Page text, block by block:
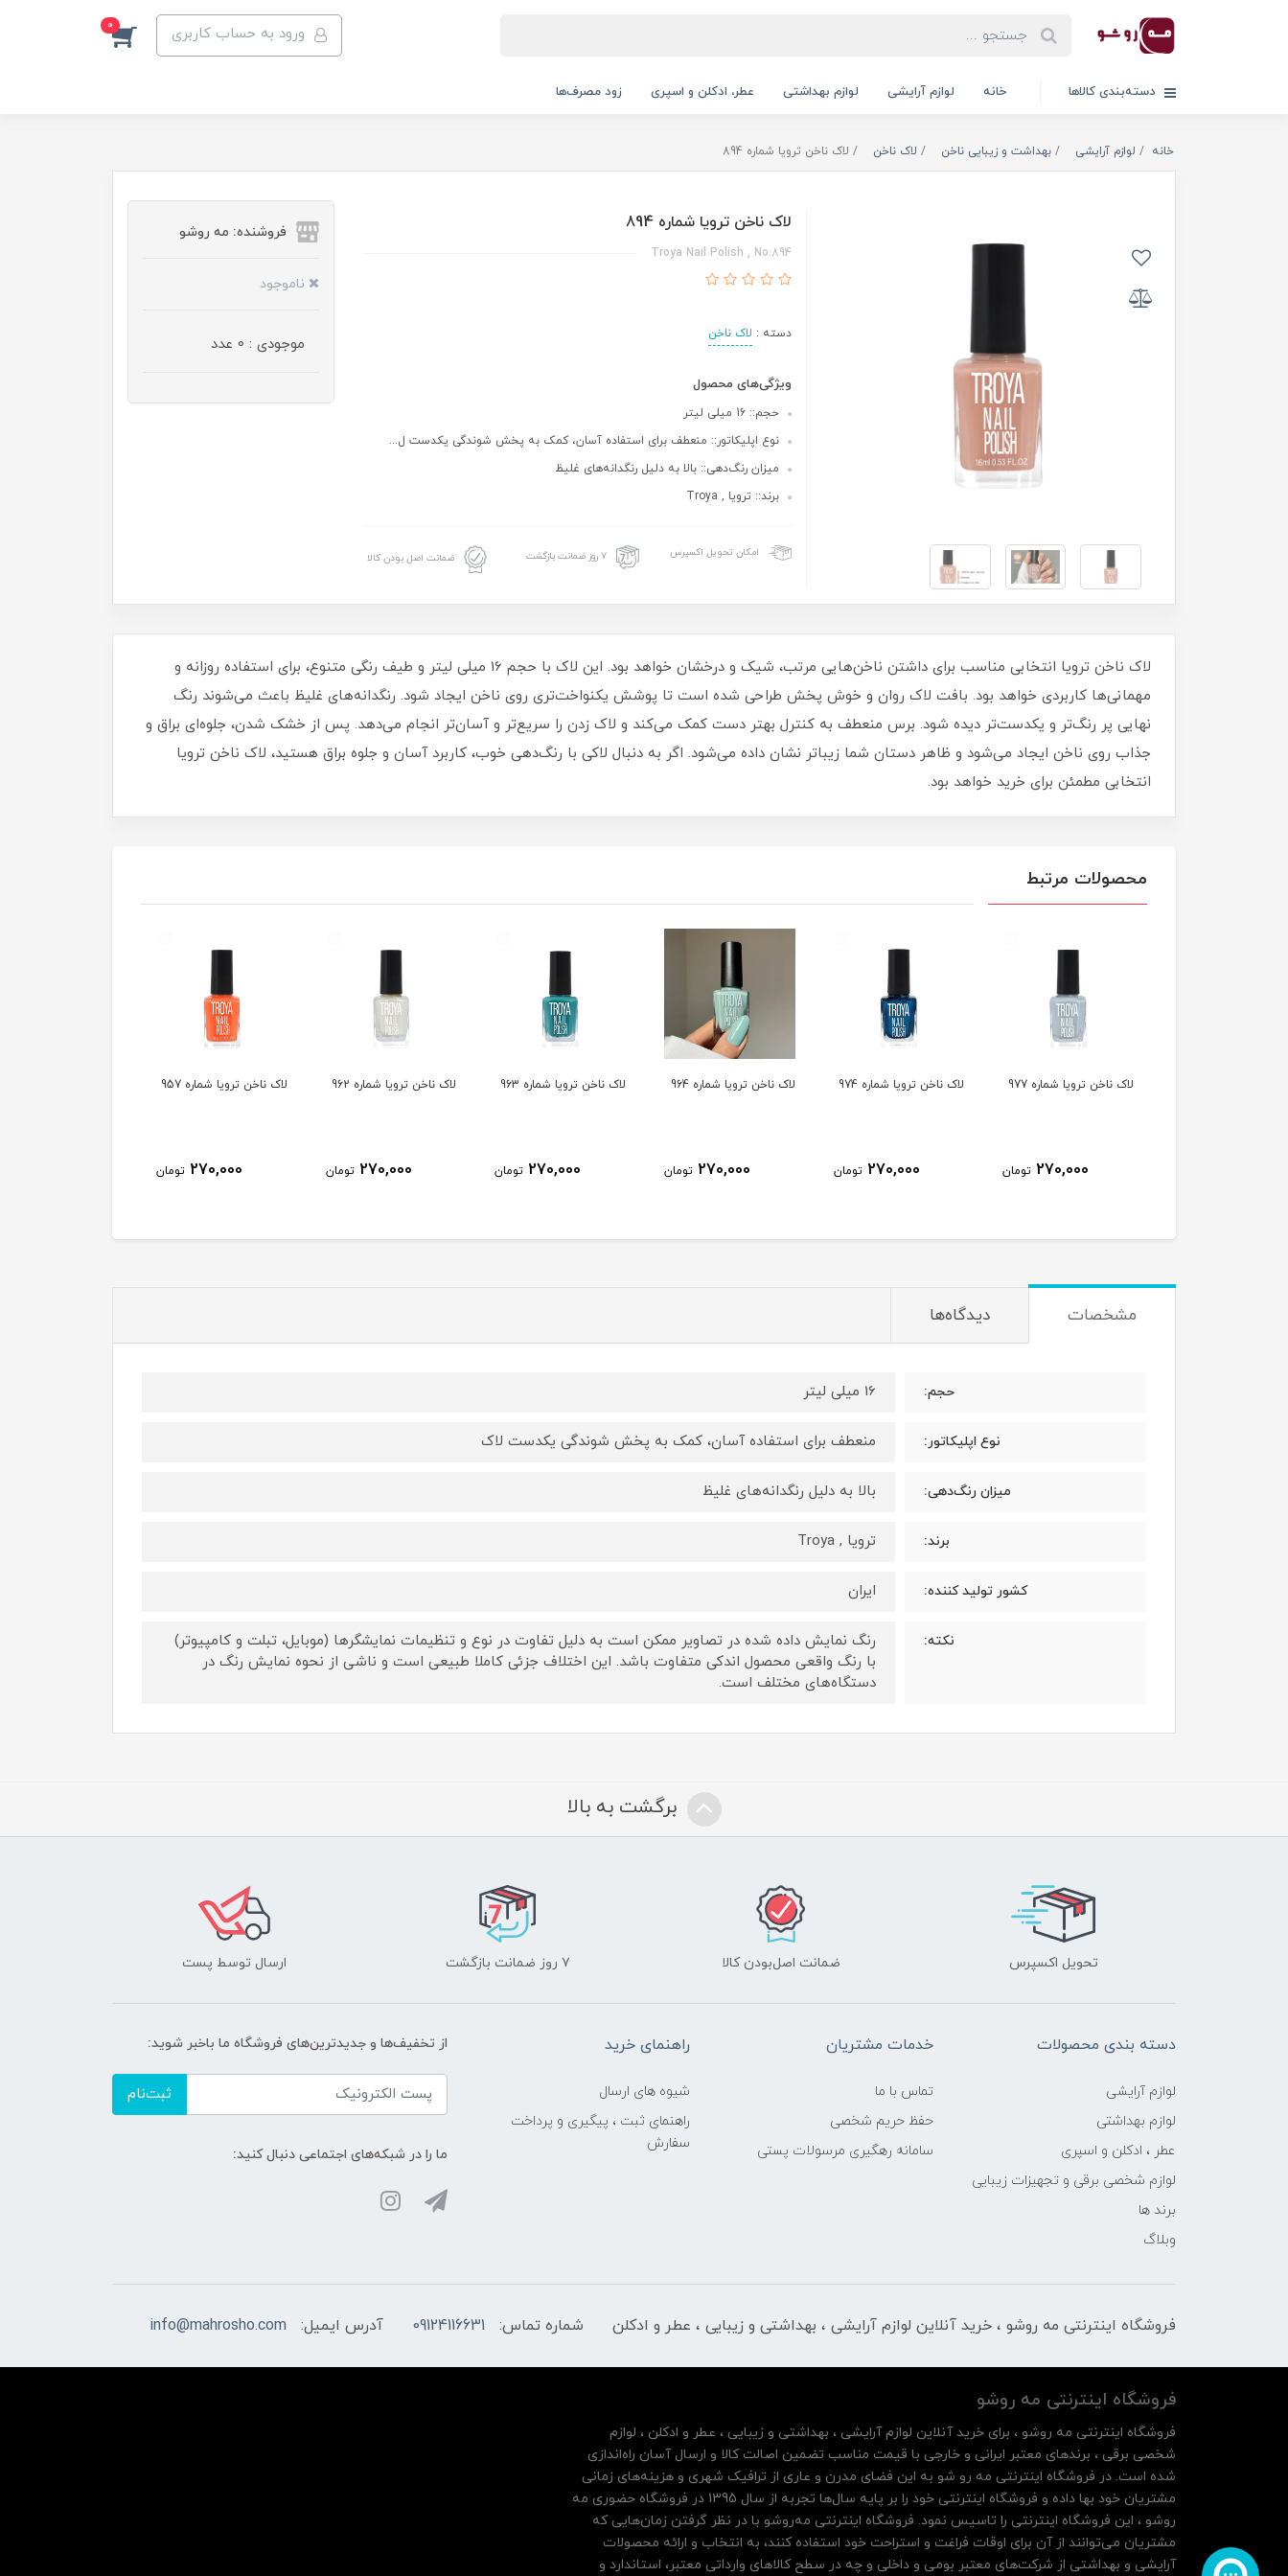
ورود به حساب کاربری 0
دسته‌بندی کالاها خانه لوازم آرایشی لوازم بهداشتی عطر، ادکلن و اسپری زود مصرف‌ها
خانه لوازم آرایشی بهداشت و زیبایی ناخن لاک ناخن لاک ناخن ترویا شماره 894
لاک ناخن ترویا شماره 894
Troya Nail Polish , No:894
دسته : لاک ناخن
ویژگی‌های محصول
حجم:: 16 میلی لیتر
نوع اپلیکاتور:: منعطف برای استفاده آسان، کمک به پخش شوندگی یکدست ل...
میزان رنگ‌دهی:: بالا به دلیل رنگدانه‌های غلیظ
برند:: ترویا , Troya
امکان تحویل اکسپرس ۷ روز ضمانت بازگشت ضمانت اصل بودن کالا
فروشنده: مه رو‌شو
ناموجود
موجودی : 0 عدد
لاک ناخن ترویا انتخابی مناسب برای داشتن ناخن‌هایی مرتب، شیک و درخشان خواهد بود. این لاک با حجم 16 میلی‌ لیتر و طیف رنگی متنوع، برای استفاده روزانه و
مهمانی‌ها کاربردی خواهد بود. بافت لاک روان و خوش‌ پخش طراحی شده است تا پوشش یکنواخت‌تری روی ناخن ایجاد شود. رنگدانه‌های غلیظ باعث می‌شوند رنگ
نهایی پر رنگ‌تر و یکدست‌تر دیده شود. برس منعطف به کنترل بهتر دست کمک می‌کند و لاک زدن را سریع‌تر و آسان‌تر انجام می‌دهد. پس از خشک شدن، جلوه‌ای براق و
جذاب روی ناخن ایجاد می‌شود و ظاهر دستان شما زیباتر نشان داده می‌شود. اگر به دنبال لاکی با رنگ‌دهی خوب، کاربرد آسان و جلوه براق هستید، لاک ناخن ترویا
انتخابی مطمئن برای خرید خواهد بود.
محصولات مرتبط
لاک ناخن ترویا شماره 977
270,000 تومان
لاک ناخن ترویا شماره 974
270,000 تومان
لاک ناخن ترویا شماره 964
270,000 تومان
لاک ناخن ترویا شماره 963
270,000 تومان
لاک ناخن ترویا شماره 962
270,000 تومان
لاک ناخن ترویا شماره 957
270,000 تومان
مشخصات دیدگاه‌ها
حجم: 16 میلی لیتر
نوع اپلیکاتور: منعطف برای استفاده آسان، کمک به پخش شوندگی یکدست لاک
میزان رنگ‌دهی: بالا به دلیل رنگدانه‌های غلیظ
برند: ترویا , Troya
کشور تولید کننده: ایران
نکته:
رنگ نمایش داده‌ شده در تصاویر ممکن است به دلیل تفاوت در نوع و تنظیمات نمایشگرها (موبایل، تبلت و کامپیوتر)
با رنگ واقعی محصول اندکی متفاوت باشد. این اختلاف جزئی کاملا طبیعی است و ناشی از نحوه نمایش رنگ در
دستگاه‌های مختلف است.
برگشت به بالا
تحویل اکسپرس ضمانت اصل‌بودن کالا ۷ روز ضمانت بازگشت ارسال توسط پست
دسته بندی محصولات
لوازم آرایشی
لوازم بهداشتی
عطر ، ادکلن و اسپری
لوازم شخصی برقی و تجهیزات زیبایی
برند ها
وبلاگ
خدمات مشتریان
تماس با ما
حفظ حریم شخصی
سامانه رهگیری مرسولات پستی
راهنمای خرید
شیوه های ارسال
راهنمای ثبت ، پیگیری و پرداخت
سفارش
از تخفیف‌ها و جدیدترین‌های فروشگاه ما باخبر شوید:
ثبت‌نام
ما را در شبکه‌های اجتماعی دنبال کنید:
فروشگاه اینترنتی مه‌ رو‌شو ، خرید آنلاین لوازم آرایشی ، بهداشتی و زیبایی ، عطر و ادکلن شماره تماس: 09124116631 آدرس ایمیل: info@mahrosho.com
فروشگاه اینترنتی مه‌ رو‌شو
فروشگاه اینترنتی مه‌ رو‌شو ، برای خرید آنلاین لوازم آرایشی ، بهداشتی و زیبایی ، عطر و ادکلن ، لوازم
شخصی برقی ، برندهای معتبر ایرانی و خارجی با قیمت مناسب تضمین اصالت کالا و ارسال آسان راه‌اندازی
شده است. در فروشگاه اینترنتی مه رو شو به این فضای مدرن و عاری از ترافیک شهری و هزینه‌های زمانی
مشتریان خود بها داده و فروشگاه اینترنتی خود را بر پایه سال‌ها تجربه از سال 1395 در فروشگاه حضوری مه
روشو ، این فروشگاه اینترنتی را تاسیس نمود. فروشگاه اینترنتی مه‌رو‌شو با در نظر گرفتن زمان‌هایی که
مشتریان می‌توانند از آن‌ برای اوقات فراغت و استراحت خود استفاده کنند، به انتخاب و ارائه محصولات
آرایشی و بهداشتی از شرکت‌های معتبر بومی و داخلی و چه در سطح کالاهای وارداتی معتبر، استاندارد و